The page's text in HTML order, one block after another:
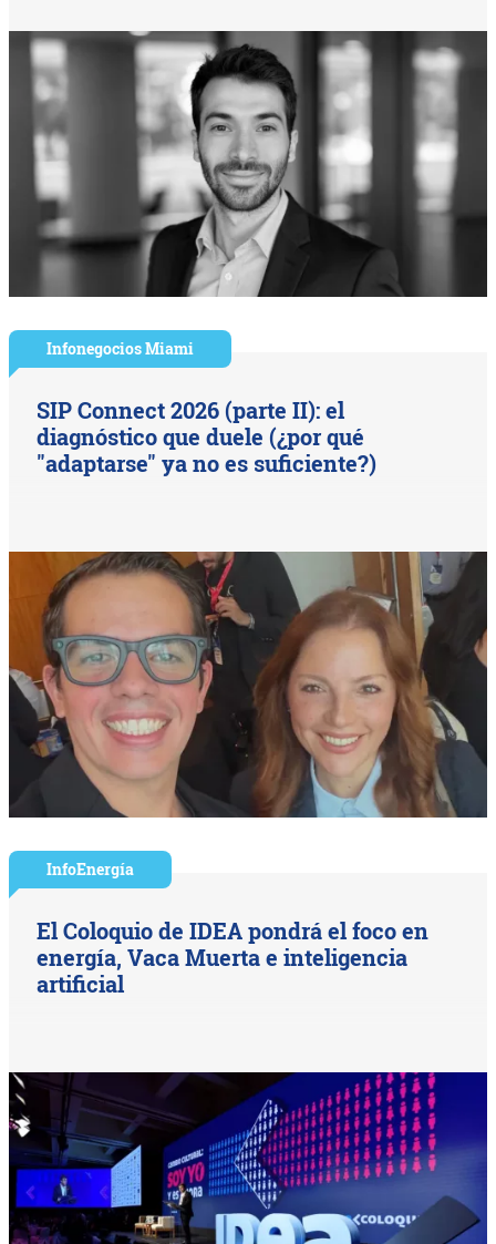
Infonegocios Miami
SIP Connect 2026 (parte II): el
diagnóstico que duele (¿por qué
"adaptarse" ya no es suficiente?)
InfoEnergía
El Coloquio de IDEA pondrá el foco en
energía, Vaca Muerta e inteligencia
artificial